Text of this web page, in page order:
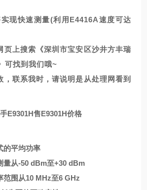
现快速测量(利用E4416A速度可达
页上搜索《深圳市宝安区沙井方丰瑞
可找到我们哦~
，联系我时，请说明是从处理网看到
E9301H售E9301H价格
的平均功率
量从-50 dBm至+30 dBm
范围从10 MHz至6 GHz